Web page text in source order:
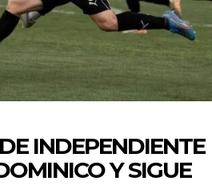
INDEPENDIENTE
Y SIGUE